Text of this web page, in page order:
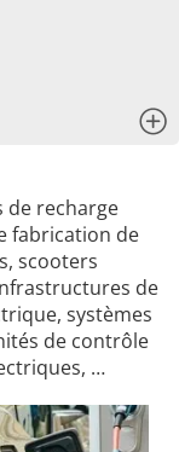
recharge
fabrication de
scooters
de
systèmes
de contrôle
…